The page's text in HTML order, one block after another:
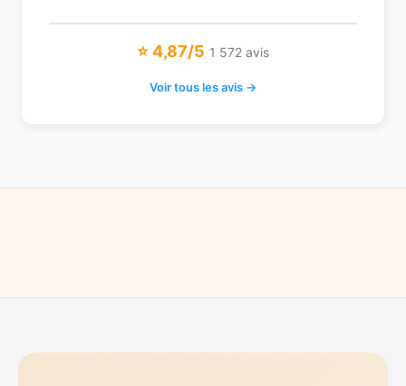
⭐ 4,87/5 1 572 avis
Voir tous les avis →